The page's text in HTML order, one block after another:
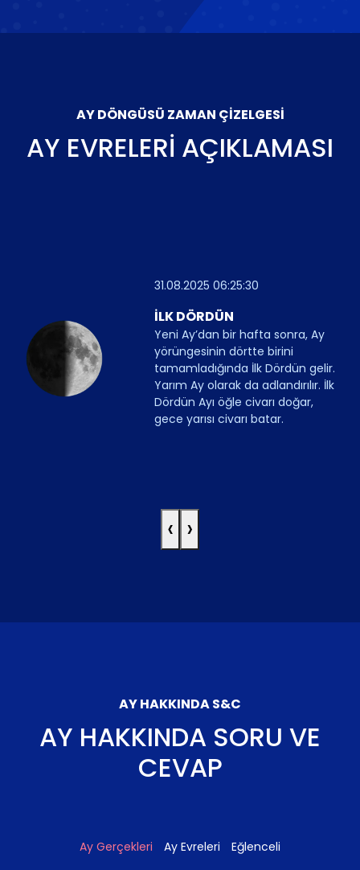
AY DÖNGÜSÜ ZAMAN ÇIZELGESI
AY EVRELERI AÇIKLAMASI
31.08.2025 06:25:30
İLK DÖRDÜN
Yeni Ay’dan bir hafta sonra, Ay
yörüngesinin dörtte birini
tamamladığında İlk Dördün gelir.
Yarım Ay olarak da adlandırılır. İlk
Dördün Ayı öğle civarı doğar,
gece yarısı civarı batar.
‹ ›
AY HAKKINDA S&C
AY HAKKINDA SORU VE
CEVAP
Ay Gerçekleri Ay Evreleri Eğlenceli